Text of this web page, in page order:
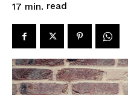
17 min. read